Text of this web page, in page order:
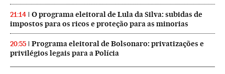
21:14
O programa eleitoral de Lula da Silva: subidas de
impostos para os ricos e proteção para as minorias
20:55
Programa eleitoral de Bolsonaro: privatizações e
privilégios legais para a Polícia